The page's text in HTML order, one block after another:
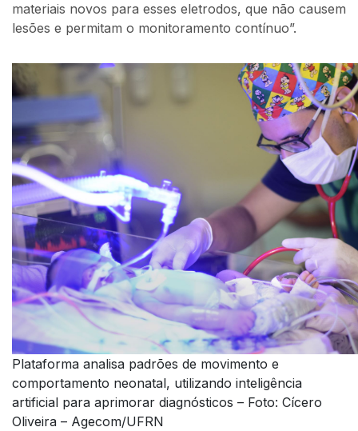
materiais novos para esses eletrodos, que não causem
lesões e permitam o monitoramento contínuo”.
Plataforma analisa padrões de movimento e
comportamento neonatal, utilizando inteligência
artificial para aprimorar diagnósticos – Foto: Cícero
Oliveira – Agecom/UFRN